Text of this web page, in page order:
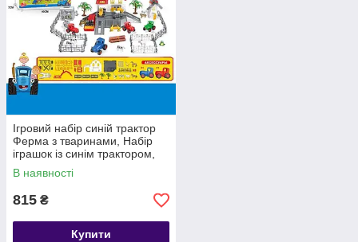
Ігровий набір синій трактор
Ферма з тваринами, Набір
іграшок із синім трактором,
Синій трактор з мультика
В наявності
815 ₴
Купити